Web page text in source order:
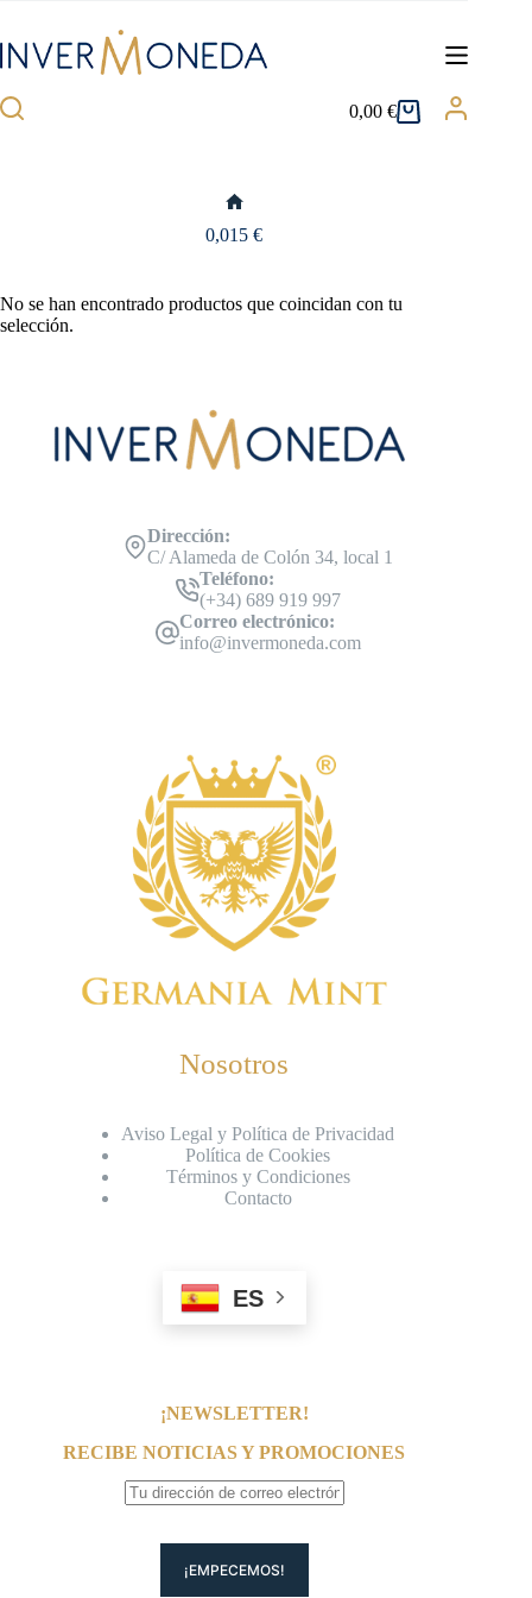
contenido
Carro
0,00€
0,015 €
No se han encontrado productos que coincidan con tu
selección.
Dirección:
C/ Alameda de Colón 34, local 1
Teléfono:
(+34) 689 919 997
Correo electrónico:
info@invermoneda.com
Nosotros
Aviso Legal y Política de Privacidad
Política de Cookies
Términos y Condiciones
Contacto
ES
¡NEWSLETTER!
RECIBE NOTICIAS Y PROMOCIONES